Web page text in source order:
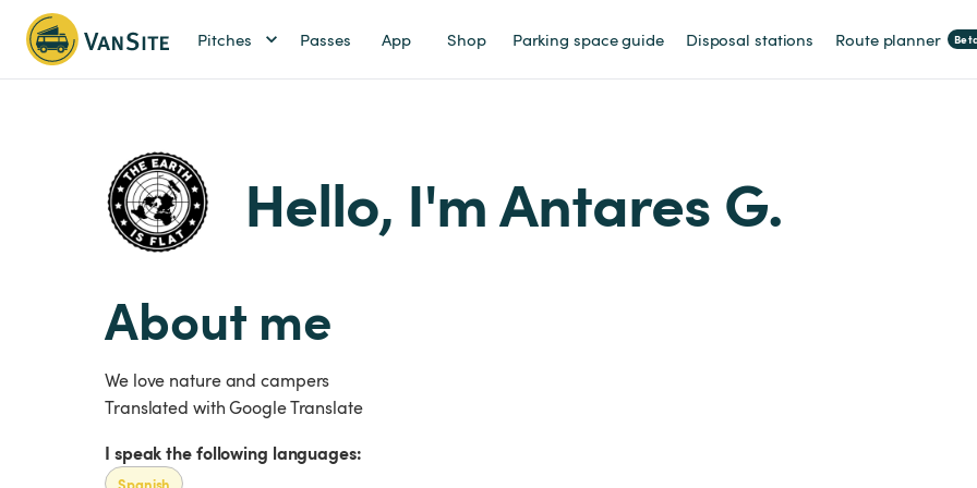
Pitches Passes App Shop Parking space guide Disposal stations Route planner
Hello, I'm Antares G.
About me
We love nature and campers
Translated with Google Translate
I speak the following languages:
Spanish